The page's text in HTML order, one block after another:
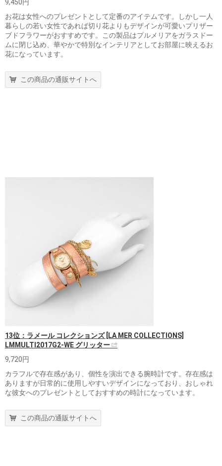
9,450円
お花は女性へのプレゼントとして定番のアイテムです。しかし一人
暮らしの若い女性であれば切り花よりもデザインが可愛いプリザー
ブドフラワーがおすすめです。この製品はプルメリアをガラスドー
ムに閉じ込め、華やかで特別なインテリアとしてお部屋に映えるお
花になっています。
この商品の通販サイトへ
13位：ラメール コレクションズ [LA MER COLLECTIONS]
LMMULTI2017G2-WE グリッター
9,720円
カラフルで存在感があり、個性を演出できる腕時計です。存在感は
ありますが日常的に使用しやすいデザインになっており、おしゃれ
な彼女へのプレゼントとしておすすめの時計になっています。
この商品の通販サイトへ